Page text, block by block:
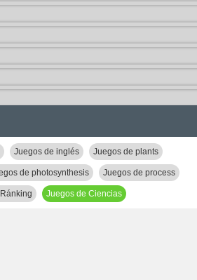
Juegos de inglés Juegos de plants
de photosynthesis Juegos de process
Juegos de Ciencias